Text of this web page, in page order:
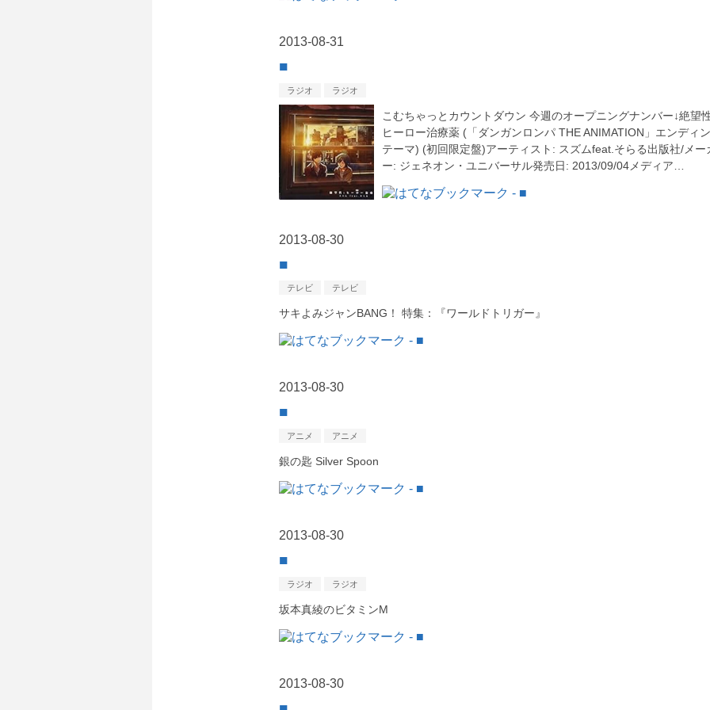
2013-08-31
■
ラジオ ラジオ
こむちゃっとカウントダウン 今週のオープニングナンバー↓絶望
ヒーロー治療薬 (「ダンガンロンパ THE ANIMATION」エンディ
テーマ) (初回限定盤)アーティスト: スズムfeat.そらる出版社/メー
ー: ジェネオン・ユニバーサル発売日: 2013/09/04メディア…
2013-08-30
■
テレビ テレビ
サキよみジャンBANG！ 特集：『ワールドトリガー』
2013-08-30
■
アニメ アニメ
銀の匙 Silver Spoon
2013-08-30
■
ラジオ ラジオ
坂本真綾のビタミンM
2013-08-30